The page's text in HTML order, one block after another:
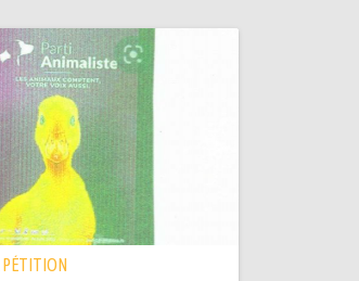
PÉTITION